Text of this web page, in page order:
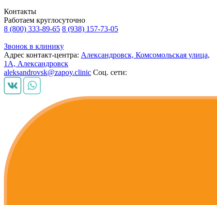
Контакты
Работаем круглосуточно
8 (800) 333-89-65 8 (938) 157-73-05
Звонок в клинику
Адрес контакт-центра: Александровск, Комсомольская улица,
1А, Александровск
aleksandrovsk@zapoy.clinic Соц. сети: